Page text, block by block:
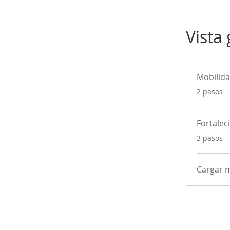
Vista
.2 pasos
.
3 pasos
Cargar